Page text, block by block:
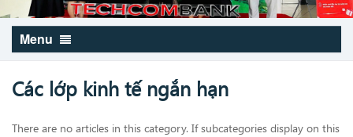
Menu
Các lớp kinh tế ngắn hạn
There are no articles in this category. If subcategories display on this